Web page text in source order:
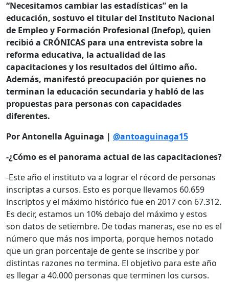
“Necesitamos cambiar las estadísticas” en la
educación, sostuvo el titular del Instituto Nacional
de Empleo y Formación Profesional (Inefop), quien
recibió a CRÓNICAS para una entrevista sobre la
reforma educativa, la actualidad de las
capacitaciones y los resultados del último año.
Además, manifestó preocupación por quienes no
terminan la educación secundaria y habló de las
propuestas para personas con capacidades
diferentes.
Por Antonella Aguinaga | @antoaguinaga15
-¿Cómo es el panorama actual de las capacitaciones?
-Este año el instituto va a lograr el récord de personas
inscriptas a cursos. Esto es porque llevamos 60.659
inscriptos y el máximo histórico fue en 2017 con 67.312.
Es decir, estamos un 10% debajo del máximo y estos
son datos de setiembre. De todas maneras, ese no es el
número que más nos importa, porque hemos notado
que un gran porcentaje de gente se inscribe y por
distintas razones no termina. El objetivo para este año
es llegar a 40.000 personas que terminen los cursos.